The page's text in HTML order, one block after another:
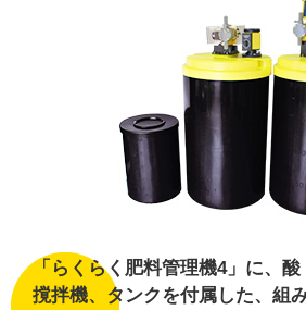
「らくらく肥料管理機4」に、酸
撹拌機、タンクを付属した、組